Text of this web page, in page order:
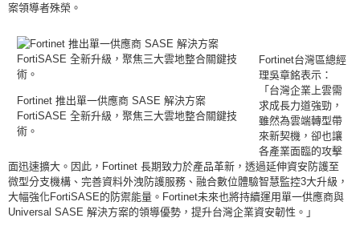
案領導者殊榮。
Fortinet 推出單一供應商 SASE 解決方案
FortiSASE 全新升級，聚焦三大雲地整合關鍵技
術。
Fortinet台灣區總經
理吳章銘表示：
「台灣企業上雲需
求成長力道強勁，
雖然為雲端轉型帶
來新契機，卻也讓
各產業面臨的攻擊
面迅速擴大。因此，Fortinet 長期致力於產品革新，透過延伸資安防護至
微型分支機構、完善資料外洩防護服務、融合數位體驗智慧監控3大升級，
大幅強化FortiSASE的防禦能量。Fortinet未來也將持續運用單一供應商與
Universal SASE 解決方案的領導優勢，提升台灣企業資安韌性。」